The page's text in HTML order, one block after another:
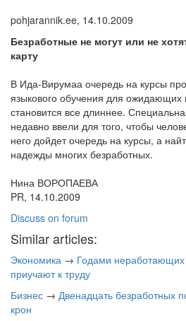
pohjarannik.ee, 14.10.2009
Безработные не могут или не
карту
В Ида-Вирумаа очередь на курсы
языкового обучения для ожидающих
становится все длиннее.
недавно ввели для того, чтобы
него дойдет очередь на курсы, а
надежды многих безработных.
Нина ВОРОПАЕВА
PR, 14.10.2009
Discuss on forum
Similar articles:
Экономика → Годами
приучают к труду
Бизнес → Двенадцать безработных
крон